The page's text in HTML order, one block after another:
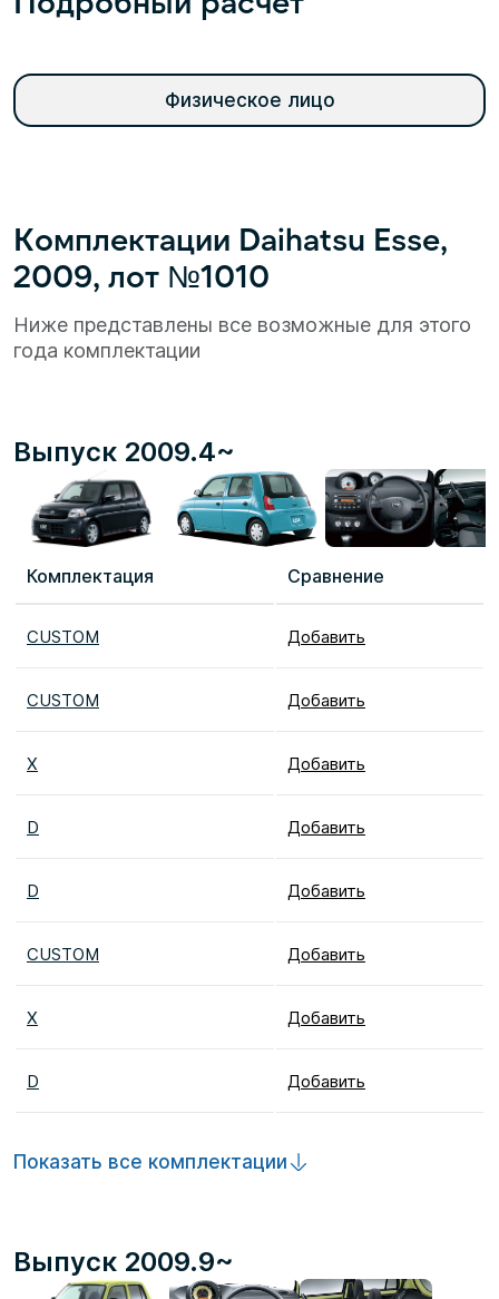
Физическое лицо
Комплектации Daihatsu Esse,
2009, лот №1010
Ниже представлены все возможные для этого
года комплектации
Выпуск 2009.4~
Комплектация Сравнение
CUSTOM Добавить
CUSTOM Добавить
X Добавить
D Добавить
D Добавить
CUSTOM Добавить
X Добавить
D Добавить
Показать все комплектации
Выпуск 2009.9~